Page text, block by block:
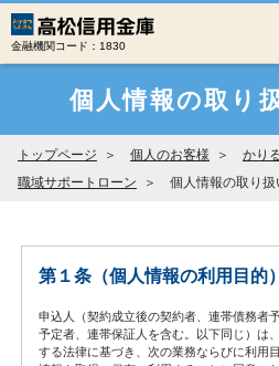
金融機関コード：1830
個人情報の取り
トップページ 個人のお客様 かり
職域サポートローン
個人情報の取り扱